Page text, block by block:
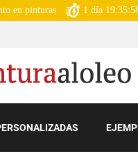
en pinturas 1 día